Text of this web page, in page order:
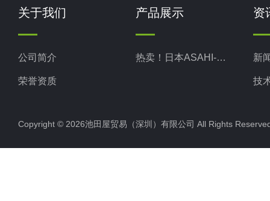
关于我们
公司简介
荣誉资质
产品展示
热卖！日本ASAHI-RIKA旭理化
资
新
技
Copyright © 2026池田屋贸易（深圳）有限公司 All Rights